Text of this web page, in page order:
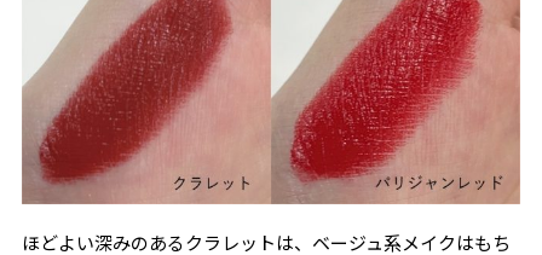
ほどよい深みのあるクラレットは、ベージュ系メイクはもち